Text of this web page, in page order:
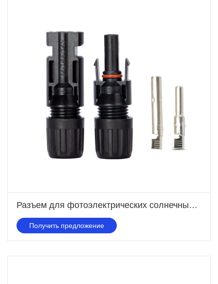
Разъем для фотоэлектрических солнечных панелей
Получить предложение